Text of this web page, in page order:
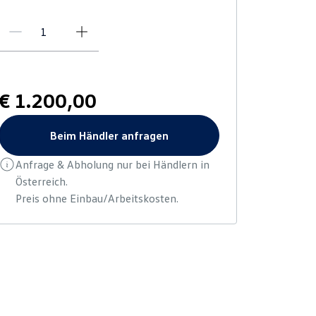
1.200,00
Beim Händler anfragen
Anfrage & Abholung nur bei Händlern in
Österreich.
Preis ohne Einbau/Arbeitskosten.